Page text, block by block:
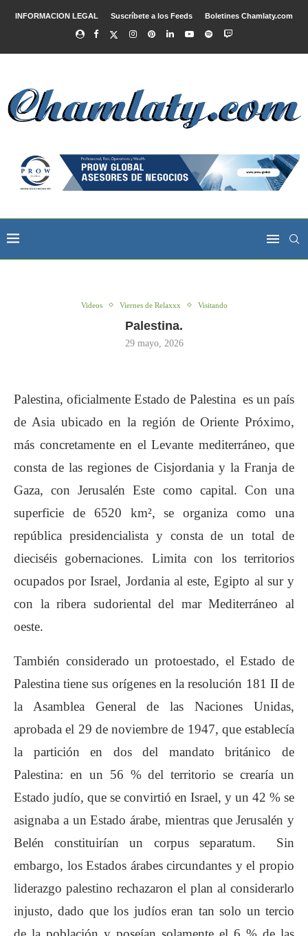
INFORMACION LEGAL Suscríbete a los Feeds Boletines Chamlaty.com
Videos Viernes de Relaxxx Visitando
Palestina.
29 mayo, 2026
Palestina, oficialmente Estado de Palestina es un país
de Asia ubicado en la región de Oriente Próximo,
más concretamente en el Levante mediterráneo, que
consta de las regiones de Cisjordania y la Franja de
Gaza, con Jerusalén Este como capital. Con una
superficie de 6520 km², se organiza como una
república presidencialista y consta de un total de
dieciséis gobernaciones. Limita con los territorios
ocupados por Israel, Jordania al este, Egipto al sur y
con la ribera sudoriental del mar Mediterráneo al
oeste.
También considerado un protoestado, el Estado de
Palestina tiene sus orígenes en la resolución 181 II de
la Asamblea General de las Naciones Unidas,
aprobada el 29 de noviembre de 1947, que establecía
la partición en dos del mandato británico de
Palestina: en un 56 % del territorio se crearía un
Estado judío, que se convirtió en Israel, y un 42 % se
asignaba a un Estado árabe, mientras que Jerusalén y
Belén constituirían un corpus separatum. Sin
embargo, los Estados árabes circundantes y el propio
liderazgo palestino rechazaron el plan al considerarlo
injusto, dado que los judíos eran tan solo un tercio